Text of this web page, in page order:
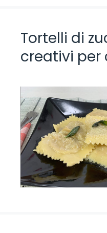
Tortelli di
creativi per